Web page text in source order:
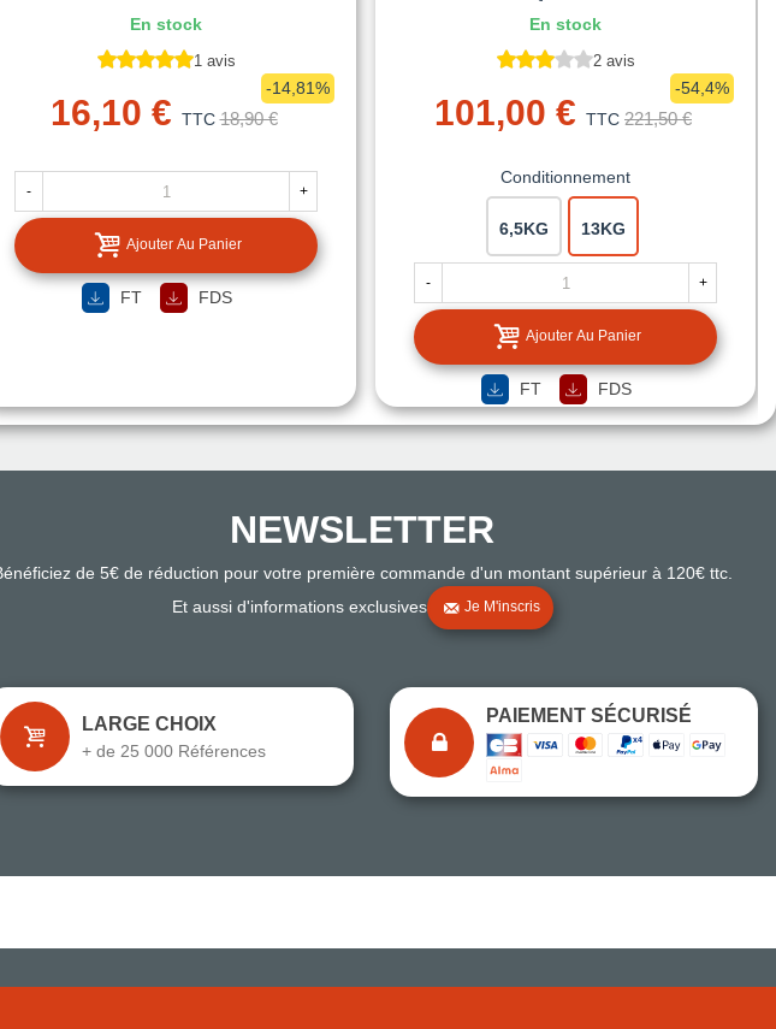
En stock
1 avis
16,10 € TTC 18,90 €
-14,81%
- +
Ajouter Au Panier
FT FDS
En stock
2 avis
101,00 € TTC 221,50 €
-54,4%
Conditionnement
6,5KG 13KG
- +
Ajouter Au Panier
FT FDS
● Exceptionnel
NEWSLETTER
de 5€ de réduction pour votre première commande d'un montant supérieur à 120€ ttc.
Et aussi d'informations exclusives
Je M'inscris
LARGE CHOIX
+ de 25 000 Références
PAIEMENT SÉCURISÉ